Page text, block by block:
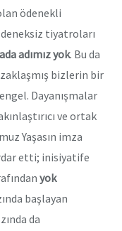
ödenekli
tiyatroları
adımız yok. Bu da
bizlerin bir
Dayanışmalar
ve ortak
Yaşasın imza
etti; inisiyatife
yok
başlayan
da